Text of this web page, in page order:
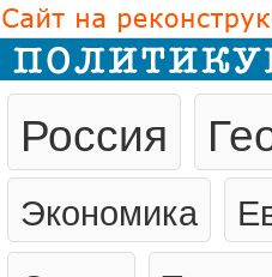
Россия
Экономика